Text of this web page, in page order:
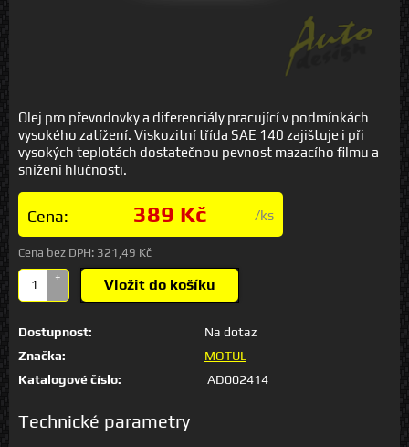
Olej pro převodovky a diferenciály pracující v podmínkách
vysokého zatížení. Viskozitní třída SAE 140 zajištuje i při
vysokých teplotách dostatečnou pevnost mazacího filmu a
snížení hlučnosti.
Cena: 389 Kč /ks
Cena bez DPH: 321,49 Kč
+
-
Vložit do košíku
Dostupnost:
Na dotaz
Značka:
MOTUL
Katalogové číslo:
AD002414
Technické parametry